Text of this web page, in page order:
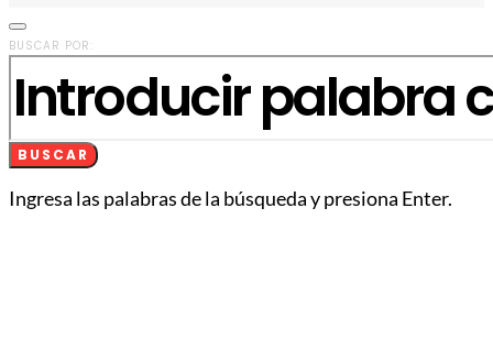
BUSCAR POR:
BUSCAR
Ingresa las palabras de la búsqueda y presiona Enter.